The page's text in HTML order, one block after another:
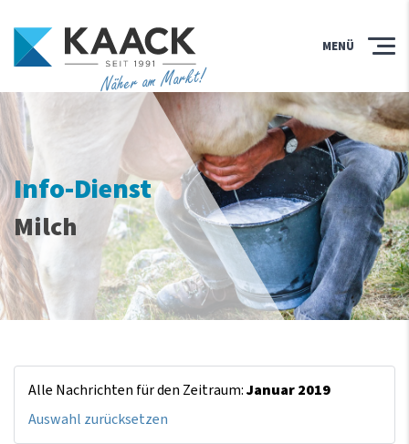
Näher am Markt!
MENÜ
Info-Dienst
Milch
Alle Nachrichten für den Zeitraum:Januar 2019
Auswahl zurücksetzen